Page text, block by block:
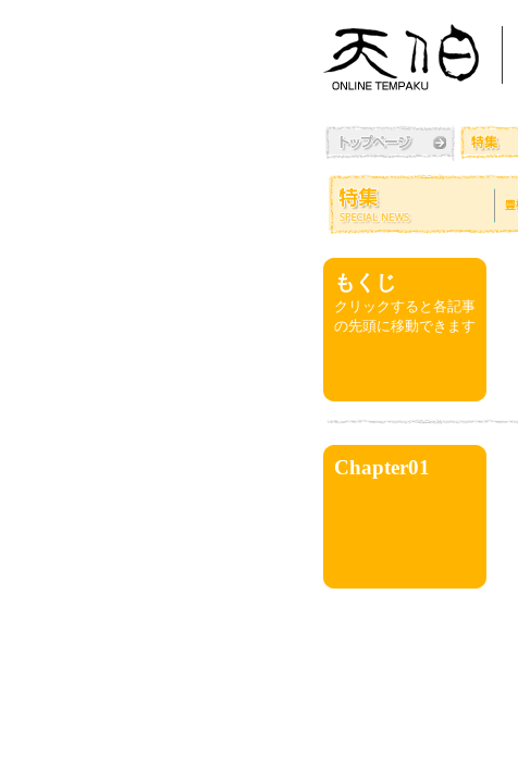
もくじ
クリックすると各記事
の先頭に移動できます
Chapter01